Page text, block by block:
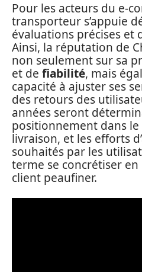
Pour les acteurs du e-
transporteur s’appuie
évaluations précises et
Ainsi, la réputation de
non seulement sur sa
et de fiabilité, mais
capacité à ajuster ses
des retours des
années seront
positionnement dans le
livraison, et les efforts
souhaités par les
terme se concrétiser
client peaufiner.